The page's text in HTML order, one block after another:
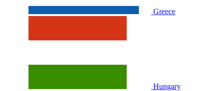
Greece
Hungary